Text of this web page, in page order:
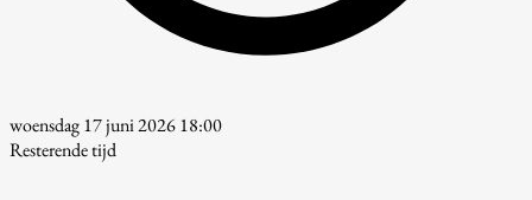
woensdag 17 juni 2026 18:00
Resterende tijd